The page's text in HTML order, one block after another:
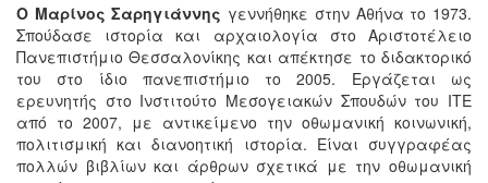
Ο Μαρίνος Σαρηγιάννης γεννήθηκε στην Αθήνα το 1973.
Σπούδασε ιστορία και αρχαιολογία στο Αριστοτέλειο
Πανεπιστήμιο Θεσσαλονίκης και απέκτησε το διδακτορικό
του στο ίδιο πανεπιστήμιο το 2005. Εργάζεται ως
ερευνητής στο Ινστιτούτο Μεσογειακών Σπουδών του ΙΤΕ
από το 2007, με αντικείμενο την οθωμανική κοινωνική,
πολιτισμική και διανοητική ιστορία. Είναι συγγραφέας
πολλών βιβλίων και άρθρων σχετικά με την οθωμανική